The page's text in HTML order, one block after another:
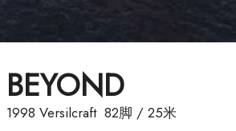
BEYOND
1998 Versilcraft 82脚 / 25米